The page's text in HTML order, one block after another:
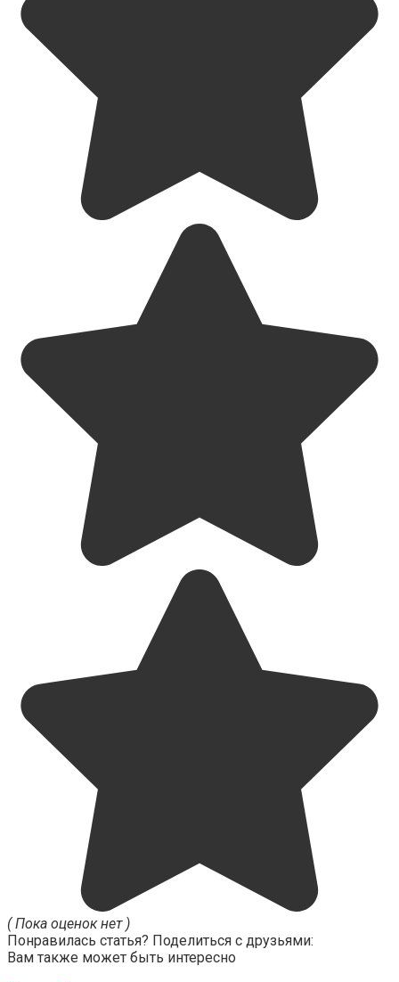
( Пока оценок нет )
Понравилась статья? Поделиться с друзьями:
Вам также может быть интересно